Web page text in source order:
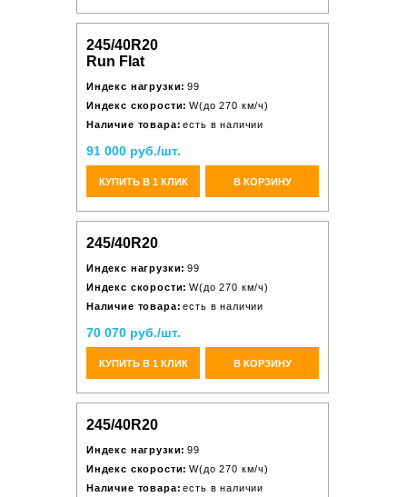
245/40R20
Run Flat
Индекс нагрузки: 99
Индекс скорости: W(до 270 км/ч)
Наличие товара: есть в наличии
91 000 руб./шт.
КУПИТЬ В 1 КЛИК В КОРЗИНУ
245/40R20
Индекс нагрузки: 99
Индекс скорости: W(до 270 км/ч)
Наличие товара: есть в наличии
70 070 руб./шт.
КУПИТЬ В 1 КЛИК В КОРЗИНУ
245/40R20
Индекс нагрузки: 99
Индекс скорости: W(до 270 км/ч)
Наличие товара: есть в наличии